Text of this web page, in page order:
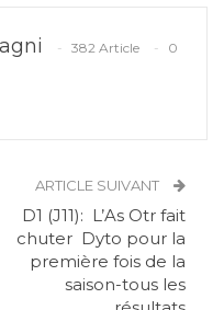
382 Article
0
ARTICLE SUIVANT
D1 (J11): L’As Otr fait
chuter Dyto pour la
première fois de la
saison-tous les